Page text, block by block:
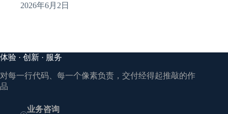
2026年6月2日
体验 · 创新 · 服务
对每一行代码、每一个像素负责，交付经得起推敲的作
品
业务咨询